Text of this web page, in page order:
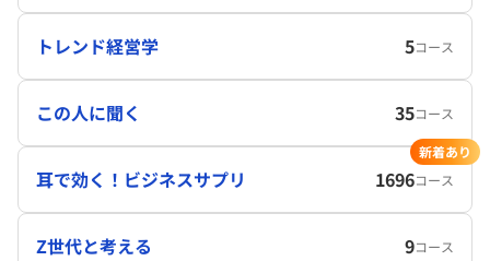
トレンド経営学 5コース
この人に聞く 35コース
耳で効く！ビジネスサプリ 1696コース
新着あり
Z世代と考える 9コース